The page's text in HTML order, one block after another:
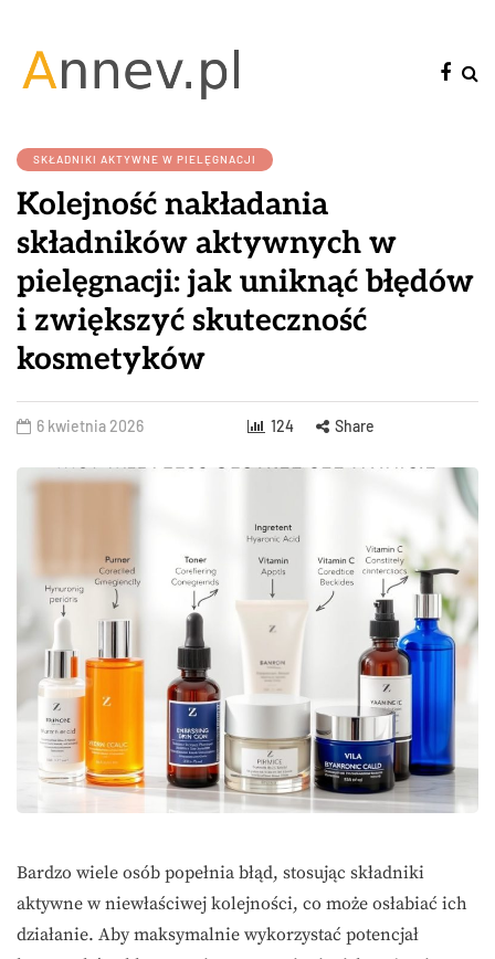
SKŁADNIKI AKTYWNE W PIELĘGNACJI
Kolejność nakładania
składników aktywnych w
pielęgnacji: jak uniknąć błędów
i zwiększyć skuteczność
kosmetyków
6 kwietnia 2026 124 Share
Bardzo wiele osób popełnia błąd, stosując składniki
aktywne w niewłaściwej kolejności, co może osłabiać ich
działanie. Aby maksymalnie wykorzystać potencjał